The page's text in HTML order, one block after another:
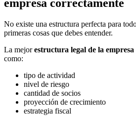
empresa correctamente
No existe una estructura perfecta para
primeras cosas que debes entender.
La mejorestructura legal de la empresa
como:
tipo de actividad
nivel de riesgo
cantidad de socios
proyección de crecimiento
estrategia fiscal